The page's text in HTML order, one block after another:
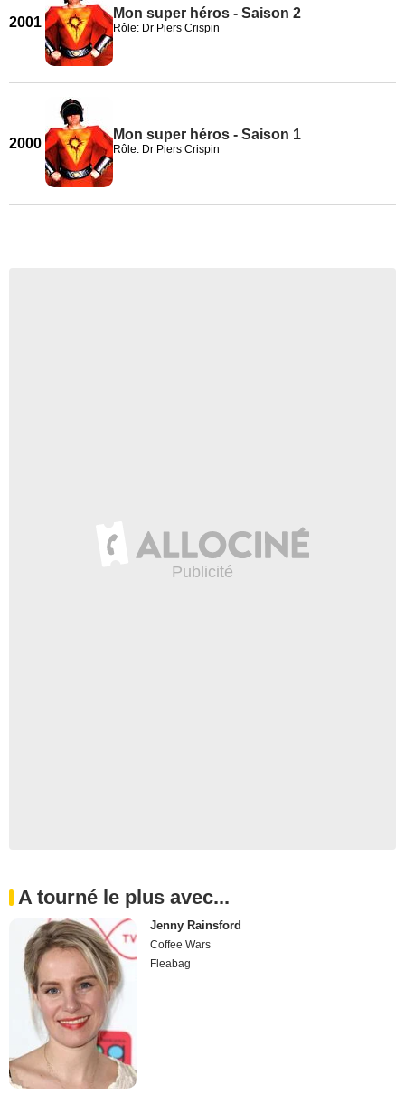
2001
Mon super héros - Saison 2
Rôle: Dr Piers Crispin
2000
Mon super héros - Saison 1
Rôle: Dr Piers Crispin
A tourné le plus avec...
Jenny Rainsford
Coffee Wars
Fleabag